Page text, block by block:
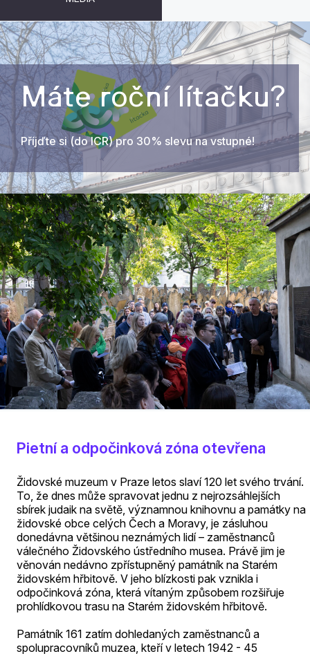
Máte roční lítačku?
Příjďte si (do ICR) pro 30% slevu na vstupné!
Pietní a odpočinková zóna otevřena
Židovské muzeum v Praze letos slaví 120 let svého trvání.
To, že dnes může spravovat jednu z nejrozsáhlejších
sbírek judaik na světě, významnou knihovnu a památky na
židovské obce celých Čech a Moravy, je zásluhou
donedávna většinou neznámých lidí – zaměstnanců
válečného Židovského ústředního musea. Právě jim je
věnován nedávno zpřístupněný památník na Starém
židovském hřbitově. V jeho blízkosti pak vznikla i
odpočinková zóna, která vítaným způsobem rozšiřuje
prohlídkovou trasu na Starém židovském hřbitově.
Památník 161 zatím dohledaných zaměstnanců a
spolupracovníků muzea, kteří v letech 1942 - 45